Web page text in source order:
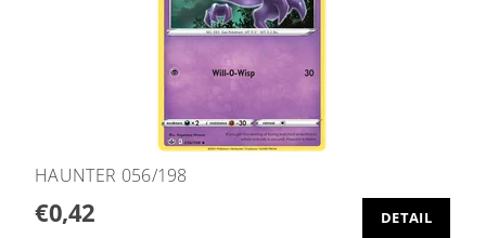
HAUNTER 056/198
€0,42 DETAIL